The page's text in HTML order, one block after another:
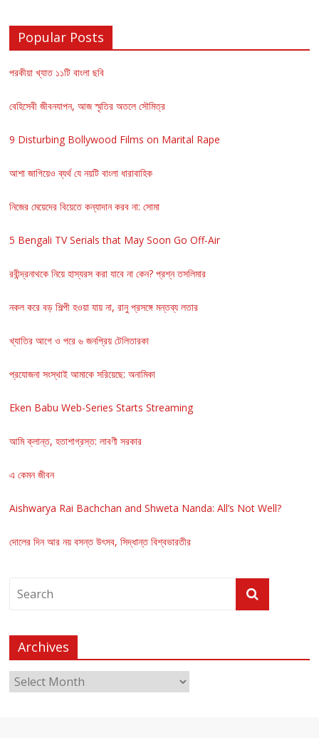
Popular Posts
পরকীয়া খ্যাত ১১টি বাংলা ছবি
বেহিসেবী জীবনযাপন, আজ স্মৃতির অতলে সৌমিত্র
9 Disturbing Bollywood Films on Marital Rape
আশা জাগিয়েও ব্যর্থ যে নয়টি বাংলা ধারাবাহিক
নিজের মেয়েদের বিয়েতে কন্যাদান করব না: সোমা
5 Bengali TV Serials that May Soon Go Off-Air
রবীন্দ্রনাথকে নিয়ে হাস্যরস করা যাবে না কেন? প্রশ্ন তসলিমার
নকল করে বড় শিল্পী হওয়া যায় না, রানু প্রসঙ্গে মন্তব্য লতার
খ্যাতির আগে ও পরে ৬ জনপ্রিয় টেলিতারকা
প্রযোজনা সংস্থাই আমাকে সরিয়েছে: অনামিকা
Eken Babu Web-Series Starts Streaming
আমি ক্লান্ত, হতাশাগ্রস্ত: লাবণী সরকার
এ কেমন জীবন
Aishwarya Rai Bachchan and Shweta Nanda: All’s Not Well?
দোলের দিন আর নয় বসন্ত উৎসব, সিদ্ধান্ত বিশ্বভারতীর
Archives